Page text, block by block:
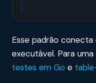
Esse padrão
executável. Para
testes em Go e